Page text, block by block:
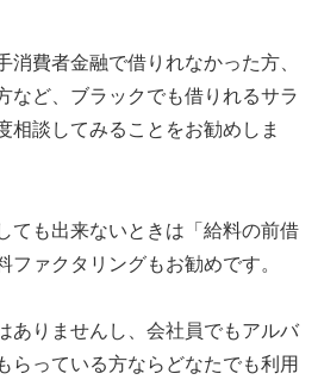
消費者金融で借りれなかった方、
など、ブラックでも借りれるサラ
相談してみることをお勧めしま
ても出来ないときは「給料の前借
ファクタリングもお勧めです。
ありませんし、会社員でもアルバ
らっている方ならどなたでも利用